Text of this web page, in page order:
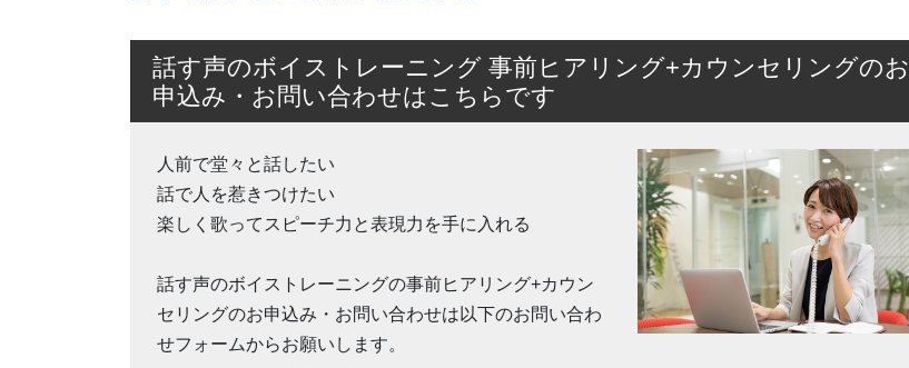
話す声のボイストレーニング 事前ヒアリング+カウンセリングのお
申込み・お問い合わせはこちらです
人前で堂々と話したい
話で人を惹きつけたい
楽しく歌ってスピーチ力と表現力を手に入れる
話す声のボイストレーニングの事前ヒアリング+カウン
セリングのお申込み・お問い合わせは以下のお問い合わ
せフォームからお願いします。